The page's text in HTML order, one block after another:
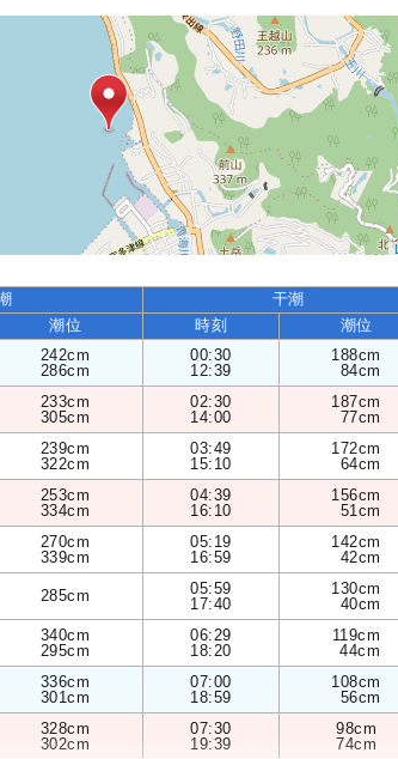
干潮
潮位 時刻 潮位
242cm
286cm
00:30
12:39
188cm
84cm
233cm
305cm
02:30
14:00
187cm
77cm
239cm
322cm
03:49
15:10
172cm
64cm
253cm
334cm
04:39
16:10
156cm
51cm
270cm
339cm
05:19
16:59
142cm
42cm
285cm
05:59
17:40
130cm
40cm
340cm
295cm
06:29
18:20
119cm
44cm
336cm
301cm
07:00
18:59
108cm
56cm
328cm
302cm
07:30
19:39
98cm
74cm